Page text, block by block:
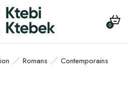
0
Romans
Contemporains